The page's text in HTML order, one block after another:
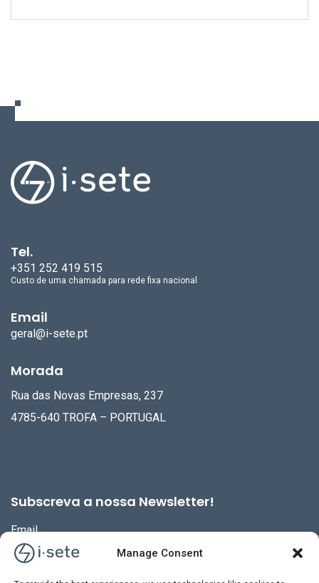
Manage Consent
Tel.
+351 252 419 515
Custo de uma chamada para rede fixa nacional
Email
geral@i-sete.pt
Morada
Rua das Novas Empresas, 237
4785-640 TROFA – PORTUGAL
Subscreva a nossa Newsletter!
Email